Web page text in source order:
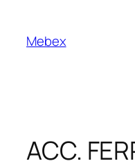
contenuto
Mebex
ACC.